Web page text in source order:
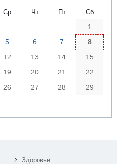
Ср Чт Пт Сб
1
5 6 7
8
12 13 14
15
19 20 21
22
26 27 28
29
Здоровье